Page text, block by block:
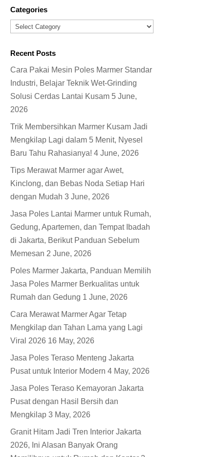
Categories
Categories
Recent Posts
Cara Pakai Mesin Poles Marmer Standar
Industri, Belajar Teknik Wet-Grinding
Solusi Cerdas Lantai Kusam 5 June,
2026
Trik Membersihkan Marmer Kusam Jadi
Mengkilap Lagi dalam 5 Menit, Nyesel
Baru Tahu Rahasianya! 4 June, 2026
Tips Merawat Marmer agar Awet,
Kinclong, dan Bebas Noda Setiap Hari
dengan Mudah 3 June, 2026
Jasa Poles Lantai Marmer untuk Rumah,
Gedung, Apartemen, dan Tempat Ibadah
di Jakarta, Berikut Panduan Sebelum
Memesan 2 June, 2026
Poles Marmer Jakarta, Panduan Memilih
Jasa Poles Marmer Berkualitas untuk
Rumah dan Gedung 1 June, 2026
Cara Merawat Marmer Agar Tetap
Mengkilap dan Tahan Lama yang Lagi
Viral 2026 16 May, 2026
Jasa Poles Teraso Menteng Jakarta
Pusat untuk Interior Modern 4 May, 2026
Jasa Poles Teraso Kemayoran Jakarta
Pusat dengan Hasil Bersih dan
Mengkilap 3 May, 2026
Granit Hitam Jadi Tren Interior Jakarta
2026, Ini Alasan Banyak Orang